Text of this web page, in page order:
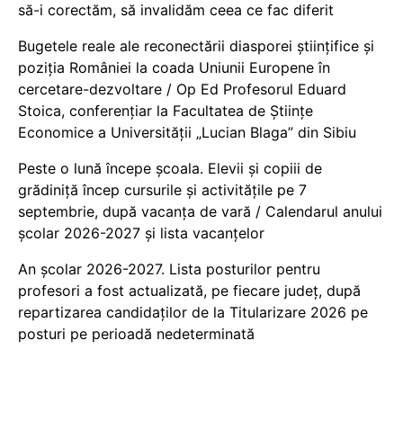
să-i corectăm, să invalidăm ceea ce fac diferit
Bugetele reale ale reconectării diasporei științifice și
poziția României la coada Uniunii Europene în
cercetare-dezvoltare / Op Ed Profesorul Eduard
Stoica, conferențiar la Facultatea de Științe
Economice a Universității „Lucian Blaga” din Sibiu
Peste o lună începe școala. Elevii și copiii de
grădiniță încep cursurile și activitățile pe 7
septembrie, după vacanța de vară / Calendarul anului
școlar 2026-2027 și lista vacanțelor
An școlar 2026-2027. Lista posturilor pentru
profesori a fost actualizată, pe fiecare județ, după
repartizarea candidaților de la Titularizare 2026 pe
posturi pe perioadă nedeterminată